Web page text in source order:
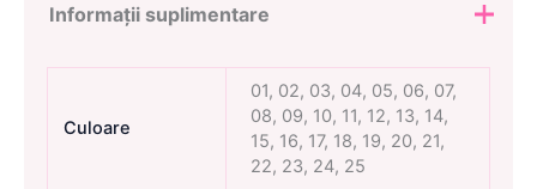
Informații suplimentare
Culoare
01, 02, 03, 04, 05, 06, 07,
08, 09, 10, 11, 12, 13, 14,
15, 16, 17, 18, 19, 20, 21,
22, 23, 24, 25